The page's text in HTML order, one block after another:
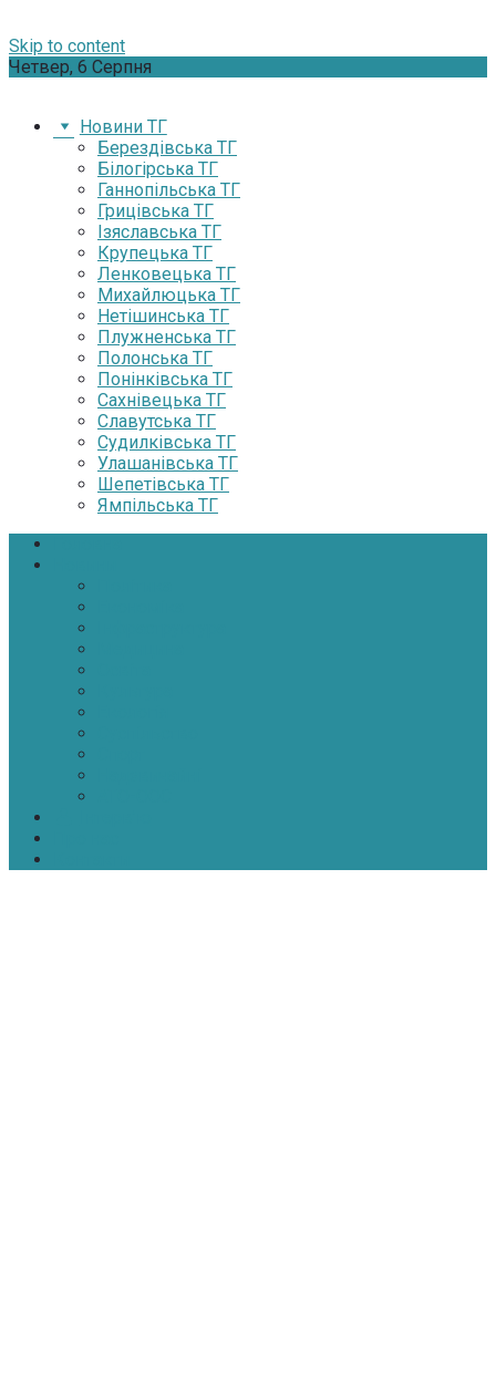
Skip to content
Четвер, 6 Серпня
Новини ТГ
Берездівська ТГ
Білогірська ТГ
Ганнопільська ТГ
Грицівська ТГ
Ізяславська ТГ
Крупецька ТГ
Ленковецька ТГ
Михайлюцька ТГ
Нетішинська ТГ
Плужненська ТГ
Полонська ТГ
Понінківська ТГ
Сахнівецька ТГ
Славутська ТГ
Судилківська ТГ
Улашанівська ТГ
Шепетівська ТГ
Ямпільська ТГ